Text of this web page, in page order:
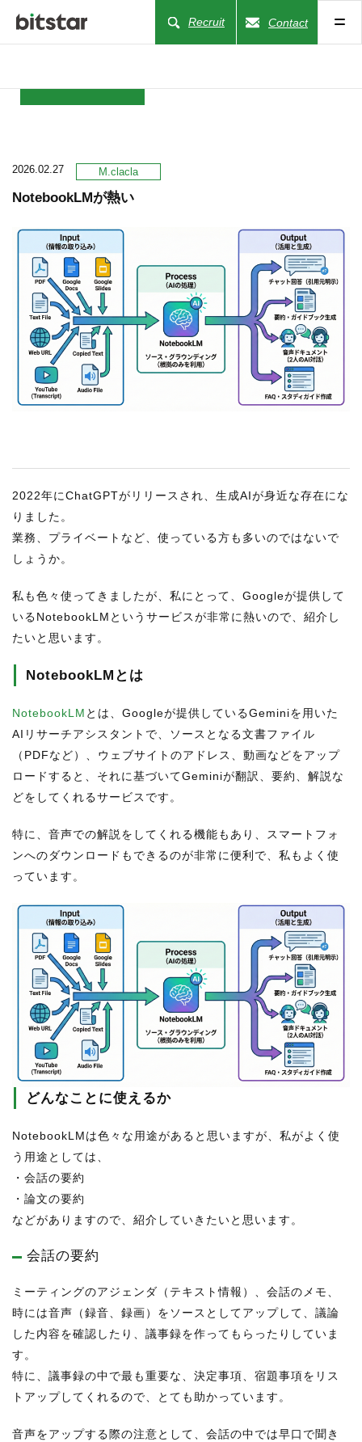
Recruit Contact
COMPANY
BUSINESS
WORKS
ACTION
RECRUIT
STAFF BLOG
約款
情報セキュリティ
2026.02.27 M.clacla
NotebookLMが熱い
2022年にChatGPTがリリースされ、生成AIが身近な存在にな
りました。
業務、プライベートなど、使っている方も多いのではないで
しょうか。
私も色々使ってきましたが、私にとって、Googleが提供して
いるNotebookLMというサービスが非常に熱いので、紹介し
たいと思います。
NotebookLMとは
NotebookLM とは、Googleが提供しているGeminiを用いた
AIリサーチアシスタントで、ソースとなる文書ファイル
（PDFなど）、ウェブサイトのアドレス、動画などをアップ
ロードすると、それに基づいてGeminiが翻訳、要約、解説な
どをしてくれるサービスです。
特に、音声での解説をしてくれる機能もあり、スマートフォ
ンへのダウンロードもできるのが非常に便利で、私もよく使
っています。
どんなことに使えるか
NotebookLMは色々な用途があると思いますが、私がよく使
う用途としては、
・会話の要約
・論文の要約
などがありますので、紹介していきたいと思います。
会話の要約
ミーティングのアジェンダ（テキスト情報）、会話のメモ、
時には音声（録音、録画）をソースとしてアップして、議論
した内容を確認したり、議事録を作ってもらったりしていま
す。
特に、議事録の中で最も重要な、決定事項、宿題事項をリス
トアップしてくれるので、とても助かっています。
音声をアップする際の注意として、会話の中では早口で聞き